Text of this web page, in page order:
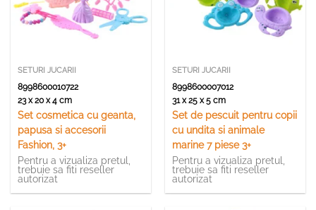
SETURI JUCARII
8998600010722
23 x 20 x 4 cm
Set cosmetica cu geanta,
papusa si accesorii
Fashion, 3+
Pentru a vizualiza pretul,
trebuie sa fiti reseller
autorizat
SETURI JUCARII
8998600007012
31 x 25 x 5 cm
Set de pescuit pentru copii
cu undita si animale
marine 7 piese 3+
Pentru a vizualiza pretul,
trebuie sa fiti reseller
autorizat